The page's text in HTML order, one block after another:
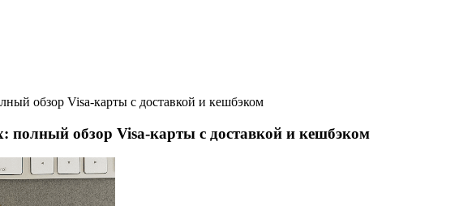
обзор Visa-карты с доставкой и кешбэком
полный обзор Visa-карты с доставкой и кешбэком